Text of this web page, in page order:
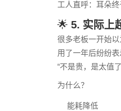
工人直呼：耳朵终
🌟 5. 实际上
很多老板一开始以
用了一年后纷纷表
“不是贵，是太值
为什么？
能耗降低